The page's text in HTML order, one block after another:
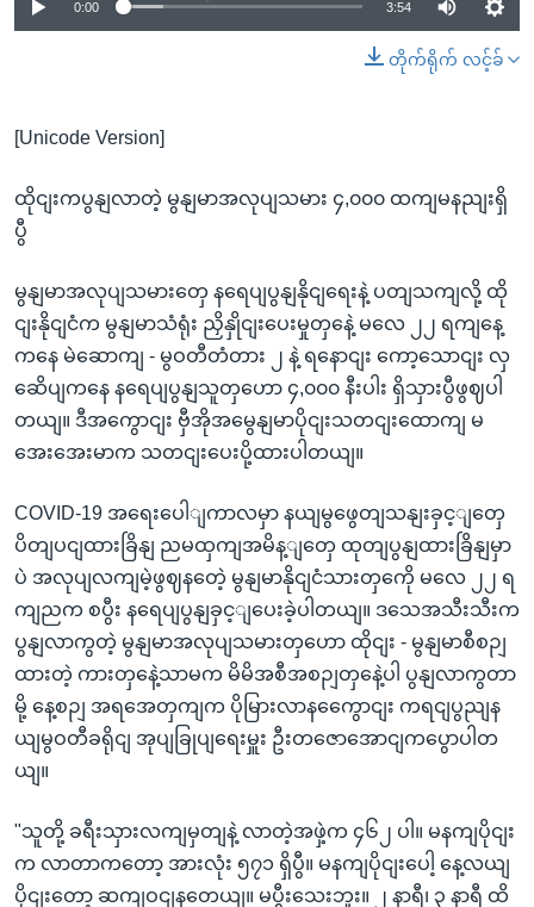
0:00 3:54
တိုက်ရိုက် လင့်ခ်
[Unicode Version]
ထိုငျးကပွနျလာတဲ့ မွနျမာအလုပျသမား ၄,၀၀၀ ထကျမနညျးရှိ
ပွီ
မွနျမာအလုပျသမားတှေ နရေပျပွနျနိုငျရေးနဲ့ ပတျသကျလို့ ထို
ငျးနိုငျငံက မွနျမာသံရုံး ညှိနှိုငျးပေးမှုတှနေဲ့ မလေ ၂၂ ရကျနေ့
ကနေ မဲဆောကျ - မွဝတီတံတား ၂ နဲ့ ရနောငျး ကော့သောငျး လှ
ဆေိပျကနေ နရေပျပွနျသူတှဟော ၄,၀၀၀ နီးပါး ရှိသှားပွီဖွဈပါ
တယျ။ ဒီအကွောငျး ဗှီအိုအမွေနျမာပိုငျးသတငျးထောကျ မ
အေးအေးမာက သတငျးပေးပို့ထားပါတယျ။
COVID-19 အရေးပေါျကာလမှာ နယျမွဖွေတျသနျးခှင့ျတှေ
ပိတျပငျထားခြိနျ ညမထှကျအမိန့ျတှေ ထုတျပွနျထားခြိနျမှာ
ပဲ အလုပျလကျမဲ့ဖွဈနတေဲ့ မွနျမာနိုငျငံသားတှကေို မလေ ၂၂ ရ
ကျညက စပွီး နရေပျပွနျခှင့ျပေးခဲ့ပါတယျ။ ဒသေအသီးသီးက
ပွနျလာကွတဲ့ မွနျမာအလုပျသမားတှဟော ထိုငျး - မွနျမာစီစဉျ
ထားတဲ့ ကားတှနေဲ့သာမက မိမိအစီအစဉျတှနေဲ့ပါ ပွနျလာကွတာ
မို့ နေ့စဉျ အရအေတှကျက ပိုမြားလာနကွေောငျး ကရငျပွညျန
ယျမွဝတီခရိုငျ အုပျခြုပျရေးမှူး ဦးတဇောအောငျကပွောပါတ
ယျ။
"သူတို့ ခရီးသှားလကျမှတျနဲ့ လာတဲ့အဖှဲ့က ၄၆၂ ပါ။ မနကျပိုငျး
က လာတာကတော့ အားလုံး ၅၇၁ ရှိပွီ။ မနကျပိုငျးပေါ့ နေ့လယျ
ပိုငျးတော့ ဆကျဝငျနတေယျ။ မပွီးသေးဘူး။ ၂ နာရီ၊ ၃ နာရီ ထိ